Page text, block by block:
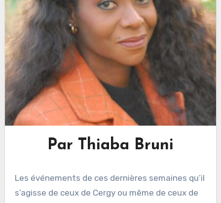
Par Thiaba Bruni
Les événements de ces dernières semaines qu’il
s’agisse de ceux de Cergy ou même de ceux de